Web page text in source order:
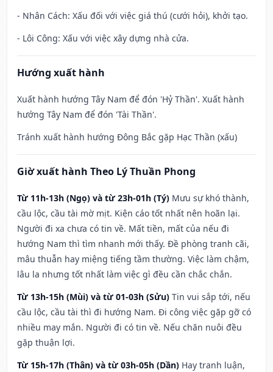
- Nhân Cách: Xấu đối với việc giá thú (cưới hỏi), khởi tạo.
- Lôi Công: Xấu với việc xây dựng nhà cửa.
Hướng xuất hành
Xuất hành hướng Tây Nam để đón 'Hỷ Thần'. Xuất hành
hướng Tây Nam để đón 'Tài Thần'.
Tránh xuất hành hướng Đông Bắc gặp Hạc Thần (xấu)
Giờ xuất hành Theo Lý Thuần Phong
Từ 11h-13h (Ngọ) và từ 23h-01h (Tý) Mưu sự khó thành,
cầu lộc, cầu tài mờ mịt. Kiện cáo tốt nhất nên hoãn lại.
Người đi xa chưa có tin về. Mất tiền, mất của nếu đi
hướng Nam thì tìm nhanh mới thấy. Đề phòng tranh cãi,
mâu thuẫn hay miệng tiếng tầm thường. Việc làm chậm,
lâu la nhưng tốt nhất làm việc gì đều cần chắc chắn.
Từ 13h-15h (Mùi) và từ 01-03h (Sửu) Tin vui sắp tới, nếu
cầu lộc, cầu tài thì đi hướng Nam. Đi công việc gặp gỡ có
nhiều may mắn. Người đi có tin về. Nếu chăn nuôi đều
gặp thuận lợi.
Từ 15h-17h (Thân) và từ 03h-05h (Dần) Hay tranh luận,